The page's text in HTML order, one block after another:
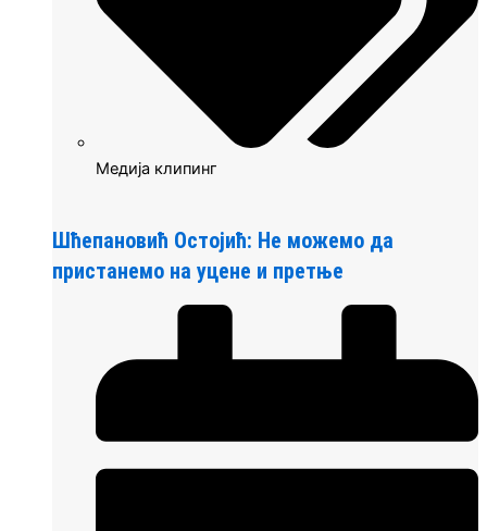
Медија клипинг
Шћепановић Остојић: Не можемо да
пристанемо на уцене и претње